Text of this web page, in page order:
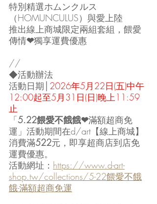
特別精選ホムンクルス
（HOMUNCULUS）與愛上陸
推出線上商城限定兩組套組，餵愛
傳情❤獨享運費優惠
//
◆活動辦法
活動日期│ 2026年5月22日(五)中午
12:00起至5月31日(日)晚上11:59
止
「5.22餵愛不餓餓❤滿額超商免
運」活動期間在d/art【線上商城】
消費滿522元，即享超商店到店免
運費優惠。
活動網址： https://www.d-art-
shop.tw/collections/5-22餵愛不餓
餓-滿額超商免運